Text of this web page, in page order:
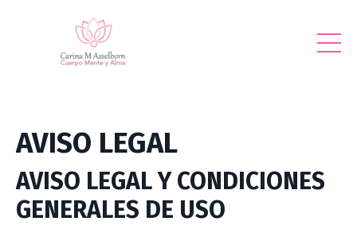
AVISO LEGAL
AVISO LEGAL Y CONDICIONES
GENERALES DE USO